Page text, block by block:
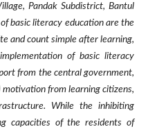
Pandak Subdistrict, Bantul
basic literacy education are the
and count simple after learning,
of basic literacy
from the central government,
from learning citizens,
While the inhibiting
capacities of the residents of